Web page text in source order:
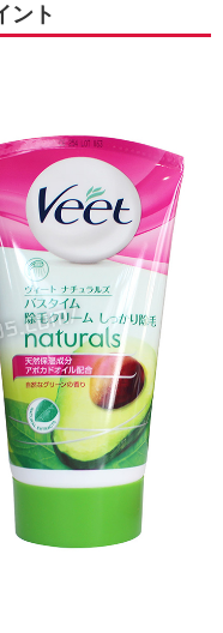
ント